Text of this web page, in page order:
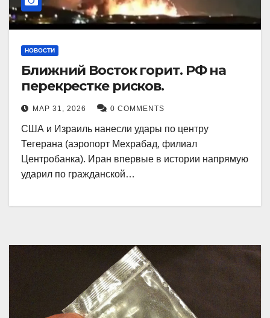
НОВОСТИ
Ближний Восток горит. РФ на
перекрестке рисков.
МАР 31, 2026 0 COMMENTS
США и Израиль нанесли удары по центру
Тегерана (аэропорт Мехрабад, филиал
Центробанка). Иран впервые в истории напрямую
ударил по гражданской…